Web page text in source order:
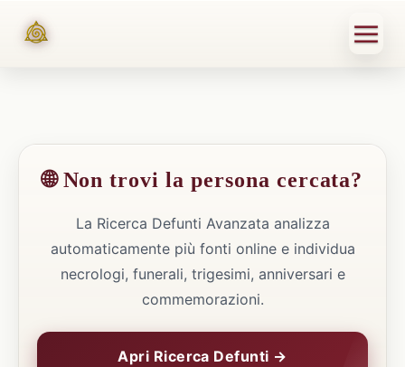
🌐 Non trovi la persona cercata?
La Ricerca Defunti Avanzata analizza
automaticamente più fonti online e individua
necrologi, funerali, trigesimi, anniversari e
commemorazioni.
Apri Ricerca Defunti →